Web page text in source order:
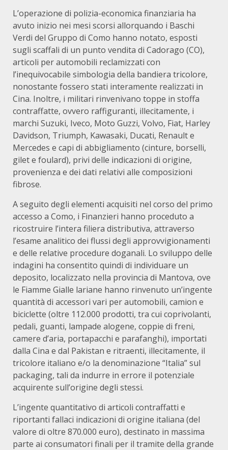
L’operazione di polizia-economica finanziaria ha
avuto inizio nei mesi scorsi allorquando i Baschi
Verdi del Gruppo di Como hanno notato, esposti
sugli scaffali di un punto vendita di Cadorago (CO),
articoli per automobili reclamizzati con
l’inequivocabile simbologia della bandiera tricolore,
nonostante fossero stati interamente realizzati in
Cina. Inoltre, i militari rinvenivano toppe in stoffa
contraffatte, ovvero raffiguranti, illecitamente, i
marchi Suzuki, Iveco, Moto Guzzi, Volvo, Fiat, Harley
Davidson, Triumph, Kawasaki, Ducati, Renault e
Mercedes e capi di abbigliamento (cinture, borselli,
gilet e foulard), privi delle indicazioni di origine,
provenienza e dei dati relativi alle composizioni
fibrose.
A seguito degli elementi acquisiti nel corso del primo
accesso a Como, i Finanzieri hanno proceduto a
ricostruire l’intera filiera distributiva, attraverso
l’esame analitico dei flussi degli approvvigionamenti
e delle relative procedure doganali. Lo sviluppo delle
indagini ha consentito quindi di individuare un
deposito, localizzato nella provincia di Mantova, ove
le Fiamme Gialle lariane hanno rinvenuto un’ingente
quantità di accessori vari per automobili, camion e
biciclette (oltre 112.000 prodotti, tra cui coprivolanti,
pedali, guanti, lampade alogene, coppie di freni,
camere d’aria, portapacchi e parafanghi), importati
dalla Cina e dal Pakistan e ritraenti, illecitamente, il
tricolore italiano e/o la denominazione “Italia” sul
packaging, tali da indurre in errore il potenziale
acquirente sull’origine degli stessi.
L’ingente quantitativo di articoli contraffatti e
riportanti fallaci indicazioni di origine italiana (del
valore di oltre 870.000 euro), destinato in massima
parte ai consumatori finali per il tramite della grande